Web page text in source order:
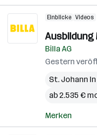
Einblicke Videos
Ausbildung
Billa AG
Gestern
St. Johann
ab 2.535 €
Merken